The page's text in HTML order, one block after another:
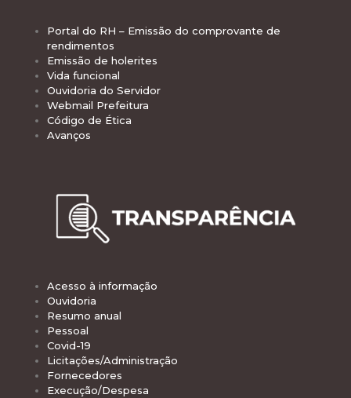
Portal do RH – Emissão do comprovante de
rendimentos
Emissão de holerites
Vida funcional
Ouvidoria do Servidor
Webmail Prefeitura
Código de Ética
Avanços
Acesso à informação
Ouvidoria
Resumo anual
Pessoal
Covid-19
Licitações/Administração
Fornecedores
Execução/Despesa